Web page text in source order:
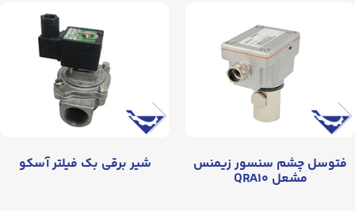
فتوسل چشم سنسور زیمنس
مشعل QRA۱۰
شیر برقی بک فیلتر آسکو